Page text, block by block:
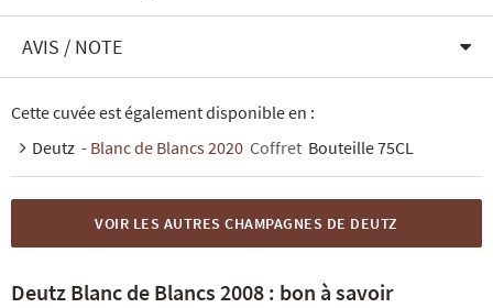
AVIS / NOTE
Cette cuvée est également disponible en :
Deutz - Blanc de Blancs 2020 Coffret Bouteille 75CL
VOIR LES AUTRES CHAMPAGNES DE DEUTZ
Deutz Blanc de Blancs 2008 : bon à savoir